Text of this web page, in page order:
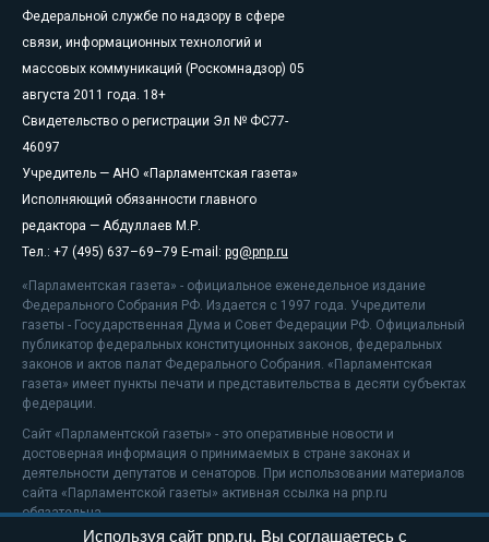
Федеральной службе по надзору в сфере
связи, информационных технологий и
массовых коммуникаций (Роскомнадзор) 05
августа 2011 года. 18+
Свидетельство о регистрации Эл № ФС77-
46097
Учредитель — АНО «Парламентская газета»
Исполняющий обязанности главного
редактора — Абдуллаев М.Р.
Тел.: +7 (495) 637–69–79 E-mail: pg@pnp.ru
«Парламентская газета» - официальное еженедельное издание
Федерального Собрания РФ. Издается с 1997 года. Учредители
газеты - Государственная Дума и Совет Федерации РФ. Официальный
публикатор федеральных конституционных законов, федеральных
законов и актов палат Федерального Собрания. «Парламентская
газета» имеет пункты печати и представительства в десяти субъектах
федерации.
Сайт «Парламентской газеты» - это оперативные новости и
достоверная информация о принимаемых в стране законах и
деятельности депутатов и сенаторов. При использовании материалов
сайта «Парламентской газеты» активная ссылка на pnp.ru
обязательна.
Используя сайт pnp.ru, Вы соглашаетесь с